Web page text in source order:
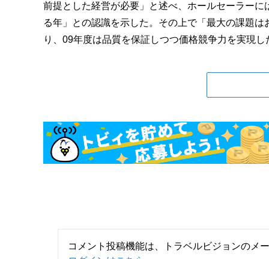
前提とした経営が必要」と述べ、ホールセーラー
る年」との認識を示した。その上で「最大の課題
り、09年度は品質を保証しつつ価格競争力を実現し
コメント投稿機能は、トラベルビジョンのメ